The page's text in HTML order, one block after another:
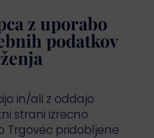
z uporabo
podatkov
in/ali z oddajo
strani izrecno
Trgovec pridobljene